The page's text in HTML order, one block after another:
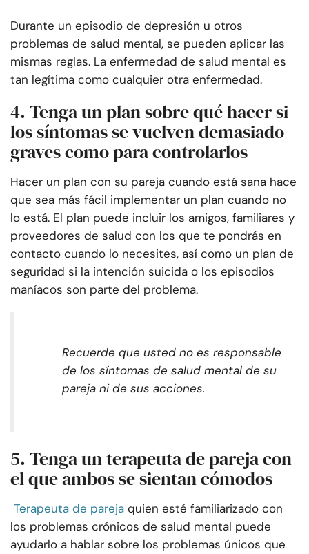
Durante un episodio de depresión u otros
problemas de salud mental, se pueden aplicar las
mismas reglas. La enfermedad de salud mental es
tan legítima como cualquier otra enfermedad.
4. Tenga un plan sobre qué hacer si
los síntomas se vuelven demasiado
graves como para controlarlos
Hacer un plan con su pareja cuando está sana hace
que sea más fácil implementar un plan cuando no
lo está. El plan puede incluir los amigos, familiares y
proveedores de salud con los que te pondrás en
contacto cuando lo necesites, así como un plan de
seguridad si la intención suicida o los episodios
maníacos son parte del problema.
Recuerde que usted no es responsable
de los síntomas de salud mental de su
pareja ni de sus acciones.
5. Tenga un terapeuta de pareja con
el que ambos se sientan cómodos
Terapeuta de pareja quien esté familiarizado con
los problemas crónicos de salud mental puede
ayudarlo a hablar sobre los problemas únicos que